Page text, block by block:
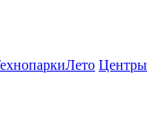
Лето Центры